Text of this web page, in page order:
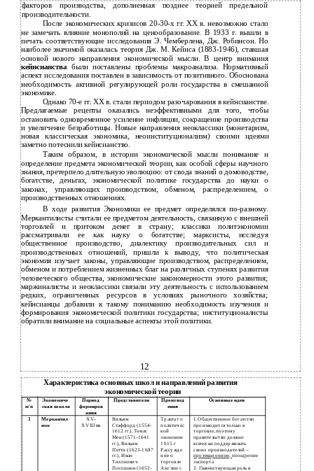
факторов производства, дополненная позднее теорией предельной
производительности.
После экономических кризисов 20-30-х гг. ХХ в. невозможно стало
не замечать влияние монополий на ценообразование. В 1933 г. вышли в
печать соответствующие исследования Э. Чемберлена, Дж. Робинсон. Но
наиболее значимой оказалась теория Дж. М. Кейнса (1883-1946), ставшая
основой нового направления экономической мысли. В центр внимания
кейнсианства были поставлены проблемы макроанализа. Нормативный
аспект исследования поставлен в зависимость от позитивного. Обоснована
необходимость активной регулирующей роли государства в смешанной
экономике.
Однако 70-е гг. ХХ в. стали периодом разочарования в кейнсианстве.
Предлагаемые рецепты оказались неэффективными для того, чтобы
остановить одновременное усиление инфляции, сокращение производства
и увеличение безработицы. Новые направления неоклассики (монетаризм,
новая классическая экономика, неоинституционализм) своими идеями
заметно потеснили кейнсианство.
Таким образом, в истории экономической мысли понимание и
определение предмета экономической теории, как особой сферы научного
знания, претерпело длительную эволюцию: от свода знаний о домоводстве,
богатстве, деньгах, экономической политике государства до науки о
законах, управляющих производством, обменом, распределением, о
производственных отношениях.
В ходе развития Экономики ее предмет определялся по-разному.
Меркантилисты считали ее предметом деятельность, связанную с внешней
торговлей и притоком денег в страну; классики политэкономии
рассматривали ее как науку о богатстве; марксисты, исследуя
общественное производство, диалектику производительных сил и
производственных отношений, пришли к выводу, что политическая
экономия изучает законы, управляющие производством, распределением,
обменом и потреблением жизненных благ на различных ступенях развития
человеческого общества, экономические закономерности этого развития;
маржиналисты и неоклассики связали эту деятельность с использованием
редких, ограниченных ресурсов в условиях рыночного хозяйства;
кейнсианцы добавили к такому пониманию необходимость изучения и
формирования экономической политики государства; институционалисты
обратили внимание на социальные аспекты этой политики.
12
Характеристика основных школ и направлений развития
экономической теории
№ Экономиче Период Представители Произвед
Основные идеи
п/п
ская школа формиров
ения
ания
1 Меркантил XV- Вильям Трактат о
1.Общественное богатство
изм
XVIII вв Стаффорд (1554- политичес производится только в
1612 гг.), Томас кой
торговле, поэтому
Мен (1571-1641
экономии
правительство должно
гг.), Вильям
1615 г
всячески поддерживать
Петти (1623-1687
Рассужде своих производителей –
гг.), Иван ние о протекционизм;поощрение
Тихонович
торговле
экспорта
Посошков (1652-
Англии с 2. Главенствующая роль в